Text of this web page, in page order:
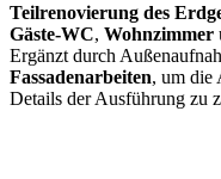
Teilrenovierung des
Gäste-WC, Wohnzimmer
Ergänzt durch
Fassadenarbeiten, um die
Details der Ausführung zu